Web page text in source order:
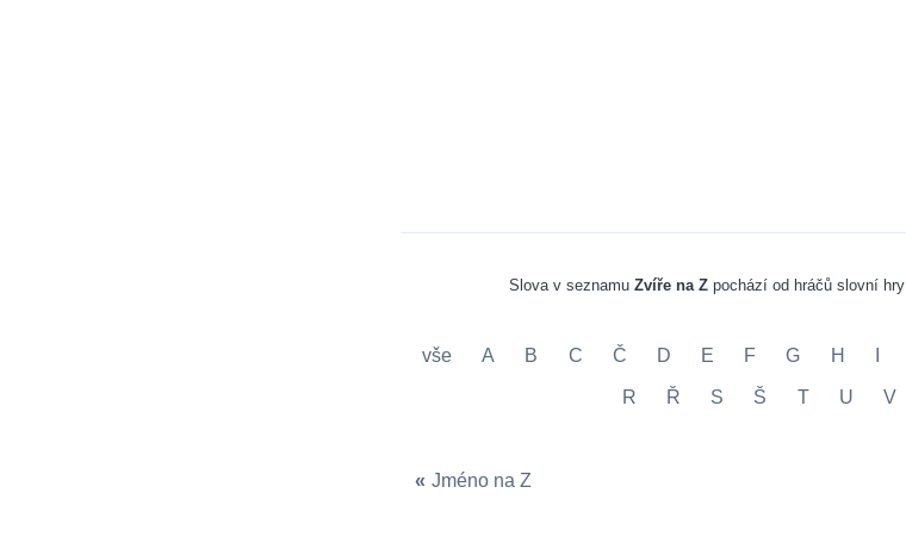
Slova v seznamu Zvíře na Zpochází od hráčů slovní hry
vše A B C Č D E F G H
R Ř S Š T U V
« Jméno na Z